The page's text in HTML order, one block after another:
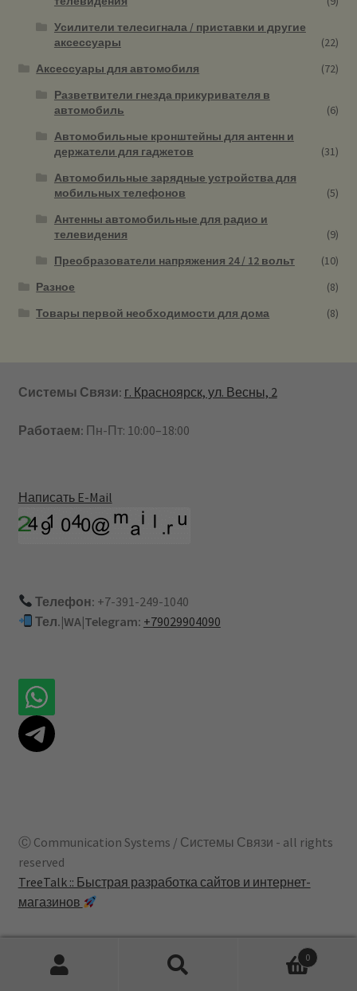
Усилители телесигнала / приставки и другие
аксессуары
(22)
Аксессуары для автомобиля
(72)
Разветвители гнезда прикуривателя в
автомобиль
(6)
Автомобильные кронштейны для антенн и
держатели для гаджетов
(31)
Автомобильные зарядные устройства для
мобильных телефонов
(5)
Антенны автомобильные для радио и
телевидения
(9)
Преобразователи напряжения 24 / 12 вольт
(10)
Разное
(8)
Товары первой необходимости для дома
(8)
Системы Связи: г. Красноярск, ул. Весны, 2
Работаем: Пн-Пт: 10:00–18:00
Написать E-Mail
Телефон: +7-391-249-1040
Тел.|WA|Telegram: +79029904090
Ⓒ Communication Systems / Системы Связи - all rights
reserved
TreeTalk :: Быстрая разработка сайтов и интернет-
магазинов
0